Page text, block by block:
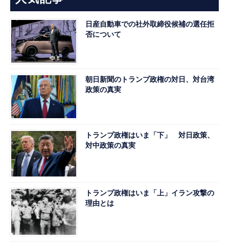
日産自動車での社外取締役候補の選任拒
否について
朝日新聞のトランプ政権の対日、対台湾
政策の真実
トランプ政権はいま「下」 対日政策、
対中政策の真実
トランプ政権はいま「上」イラン攻撃の
理由とは